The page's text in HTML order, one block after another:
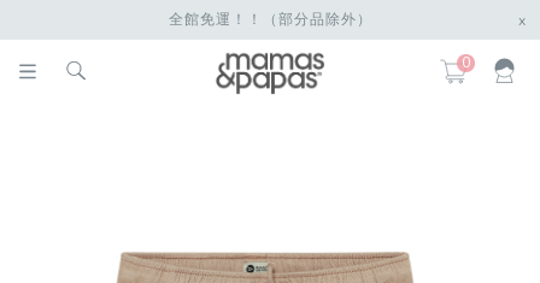
全館免運！！（部分品除外） x
0